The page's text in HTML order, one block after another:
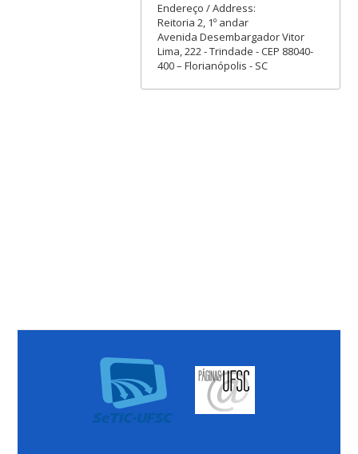
Endereço / Address:
Reitoria 2, 1º andar
Avenida Desembargador Vitor
Lima, 222 - Trindade - CEP 88040-
400 – Florianópolis - SC